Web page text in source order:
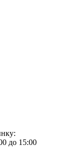
до 15:00